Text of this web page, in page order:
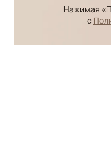
Нажимая
с